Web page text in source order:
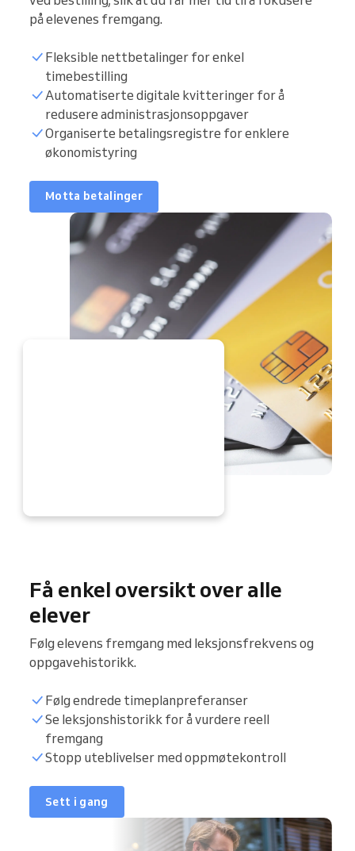
på elevenes fremgang.
Fleksible nettbetalinger for enkel
timebestilling
Automatiserte digitale kvitteringer for å
redusere administrasjonsoppgaver
Organiserte betalingsregistre for enklere
økonomistyring
Motta betalinger
Få enkel oversikt over alle
elever
Følg elevens fremgang med leksjonsfrekvens og
oppgavehistorikk.
Følg endrede timeplanpreferanser
Se leksjonshistorikk for å vurdere reell
fremgang
Stopp uteblivelser med oppmøtekontroll
Sett i gang